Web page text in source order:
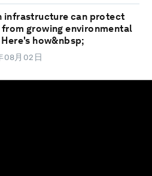
infrastructure can protect
growing environmental
how&nbsp;
08月02日